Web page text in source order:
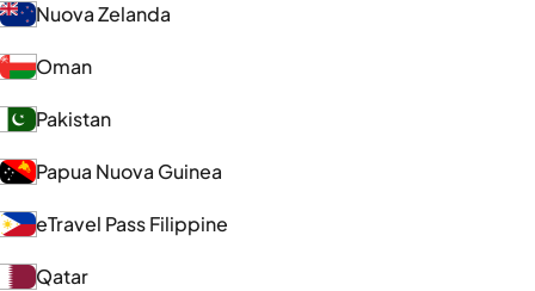
Nuova Zelanda
Oman
Pakistan
Papua Nuova Guinea
eTravel Pass Filippine
Qatar